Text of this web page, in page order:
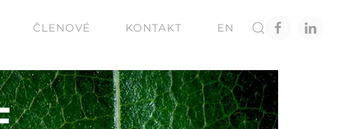
ČLENOVÉ KONTAKT EN